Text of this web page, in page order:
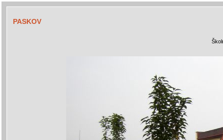
PASKOV